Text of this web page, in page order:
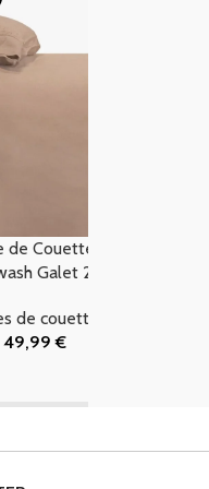
de Couette Coton
Galet 240×220 PARIS
de couette
49,99€